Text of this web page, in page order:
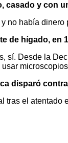
casado y con
no había
de hígado,
sí. Desde la
disparó
tras el